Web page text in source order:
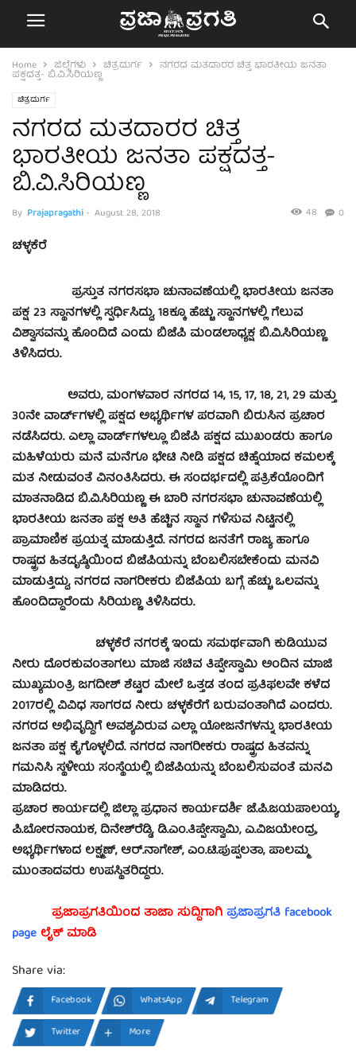
Home ಜಿಲ್ಲೆಗಳು ಚಿತ್ರದುರ್ಗ ನಗರದ ಮತದಾರರ ಚಿತ್ತ ಭಾರತೀಯ ಜನತಾ
ಪಕ್ಷದತ್ತ- ಬಿ.ವಿ.ಸಿರಿಯಣ್ಣ
ಚಿತ್ರದುರ್ಗ
ನಗರದ ಮತದಾರರ ಚಿತ್ತ
ಭಾರತೀಯ ಜನತಾ ಪಕ್ಷದತ್ತ-
ಬಿ.ವಿ.ಸಿರಿಯಣ್ಣ
By Prajapragathi- August 28, 2018 0
48
ಚಳ್ಳಕೆರೆ
ಪ್ರಸ್ತುತ ನಗರಸಭಾ ಚುನಾವಣೆಯಲ್ಲಿ ಭಾರತೀಯ ಜನತಾ
ಪಕ್ಷ 23 ಸ್ಥಾನಗಳಲ್ಲಿ ಸ್ಪರ್ಧಿಸಿದ್ದು, 18ಕ್ಕೂ ಹೆಚ್ಚು ಸ್ಥಾನಗಳಲ್ಲಿ ಗೆಲುವ
ವಿಶ್ವಾಸವನ್ನು ಹೊಂದಿದೆ ಎಂದು ಬಿಜೆಪಿ ಮಂಡಲಾಧ್ಯಕ್ಷ ಬಿ.ವಿ.ಸಿರಿಯಣ್ಣ
ತಿಳಿಸಿದರು.
ಅವರು, ಮಂಗಳವಾರ ನಗರದ 14, 15, 17, 18, 21, 29 ಮತ್ತು
30ನೇ ವಾರ್ಡ್‍ಗಳಲ್ಲಿ ಪಕ್ಷದ ಅಭ್ಯರ್ಥಿಗಳ ಪರವಾಗಿ ಬಿರುಸಿನ ಪ್ರಚಾರ
ನಡೆಸಿದರು. ಎಲ್ಲಾ ವಾರ್ಡ್‍ಗಳಲ್ಲೂ ಬಿಜೆಪಿ ಪಕ್ಷದ ಮುಖಂಡರು ಹಾಗೂ
ಮಹಿಳೆಯರು ಮನೆ ಮನೆಗೂ ಭೇಟಿ ನೀಡಿ ಪಕ್ಷದ ಚಿಹ್ನೆಯಾದ ಕಮಲಕ್ಕೆ
ಮತ ನೀಡುವಂತೆ ವಿನಂತಿಸಿದರು. ಈ ಸಂದರ್ಭದಲ್ಲಿ ಪತ್ರಿಕೆಯೊಂದಿಗೆ
ಮಾತನಾಡಿದ ಬಿ.ವಿ.ಸಿರಿಯಣ್ಣ ಈ ಬಾರಿ ನಗರಸಭಾ ಚುನಾವಣೆಯಲ್ಲಿ
ಭಾರತೀಯ ಜನತಾ ಪಕ್ಷ ಅತಿ ಹೆಚ್ಚಿನ ಸ್ಥಾನ ಗಳಿಸುವ ನಿಟ್ಟಿನಲ್ಲಿ
ಪ್ರಾಮಾಣಿಕ ಪ್ರಯತ್ನ ಮಾಡುತ್ತಿದೆ. ನಗರದ ಜನತೆಗೆ ರಾಜ್ಯ ಹಾಗೂ
ರಾಷ್ಟ್ರದ ಹಿತದೃಷ್ಠಿಯಿಂದ ಬಿಜೆಪಿಯನ್ನು ಬೆಂಬಲಿಸಬೇಕೆಂದು ಮನವಿ
ಮಾಡುತ್ತಿದ್ದು, ನಗರದ ನಾಗರೀಕರು ಬಿಜೆಪಿಯ ಬಗ್ಗೆ ಹೆಚ್ಚು ಒಲವನ್ನು
ಹೊಂದಿದ್ಧಾರೆಂದು ಸಿರಿಯಣ್ಣ ತಿಳಿಸಿದರು.
ಚಳ್ಳಕೆರೆ ನಗರಕ್ಕೆ ಇಂದು ಸಮರ್ಥವಾಗಿ ಕುಡಿಯುವ
ನೀರು ದೊರಕುವಂತಾಗಲು ಮಾಜಿ ಸಚಿವ ತಿಪ್ಪೇಸ್ವಾಮಿ ಅಂದಿನ ಮಾಜಿ
ಮುಖ್ಯಮಂತ್ರಿ ಜಗದೀಶ್ ಶೆಟ್ಟರ ಮೇಲೆ ಒತ್ತಡ ತಂದ ಪ್ರತಿಫಲವೇ ಕಳೆದ
2017ರಲ್ಲಿ ವಿವಿಧ ಸಾಗರದ ನೀರು ಚಳ್ಳಕೆರೆಗೆ ಬರುವಂತಾಗಿದೆ ಎಂದರು.
ನಗರದ ಅಭಿವೃದ್ಧಿಗೆ ಅವಶ್ಯವಿರುವ ಎಲ್ಲಾ ಯೋಜನೆಗಳನ್ನು ಭಾರತೀಯ
ಜನತಾ ಪಕ್ಷ ಕೈಗೊಳ್ಳಲಿದೆ. ನಗರದ ನಾಗರೀಕರು ರಾಷ್ಟ್ರದ ಹಿತವನ್ನು
ಗಮನಿಸಿ ಸ್ಥಳೀಯ ಸಂಸ್ಥೆಯಲ್ಲಿ ಬಿಜೆಪಿಯನ್ನು ಬೆಂಬಲಿಸುವಂತೆ ಮನವಿ
ಮಾಡಿದರು.
ಪ್ರಚಾರ ಕಾರ್ಯದಲ್ಲಿ ಜಿಲ್ಲಾ ಪ್ರಧಾನ ಕಾರ್ಯದರ್ಶಿ ಜೆ.ಪಿ.ಜಯಪಾಲಯ್ಯ,
ಪಿ.ಬೋರನಾಯಕ, ದಿನೇಶ್‍ರೆಡ್ಡಿ, ಡಿ.ಎಂ.ತಿಪ್ಪೇಸ್ವಾಮಿ, ಎ.ವಿಜಯೇಂದ್ರ,
ಅಭ್ಯರ್ಥಿಗಳಾದ ಲಕ್ಷ್ಮಣ್, ಆರ್.ನಾಗೇಶ್, ಎಂ.ಟಿ.ಪುಪ್ಪಲತಾ, ಪಾಲಮ್ಮ
ಮುಂತಾದವರು ಉಪಸ್ಥಿತರಿದ್ದರು.
ಪ್ರಜಾಪ್ರಗತಿಯಿಂದ ತಾಜಾ ಸುದ್ದಿಗಾಗಿಪ್ರಜಾಪ್ರಗತಿ facebook
page ಲೈಕ್ ಮಾಡಿ
Share via:
Facebook WhatsApp
Telegram
Twitter
More